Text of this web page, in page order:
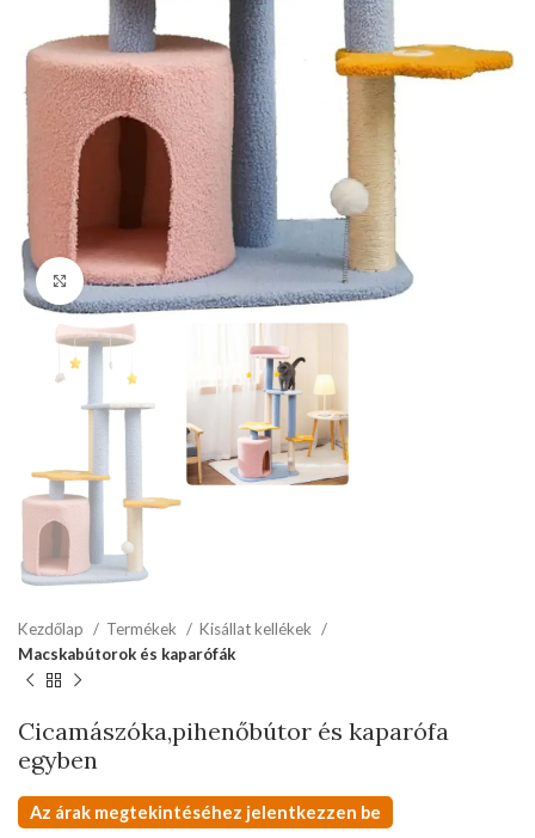
kattints a kinagyításhoz
Kezdőlap Termékek
Kisállat kellékek
Macskabútorok és kaparófák
Cicamászóka,pihenőbútor és kaparófa
egyben
Az árak megtekintéséhez jelentkezzen be